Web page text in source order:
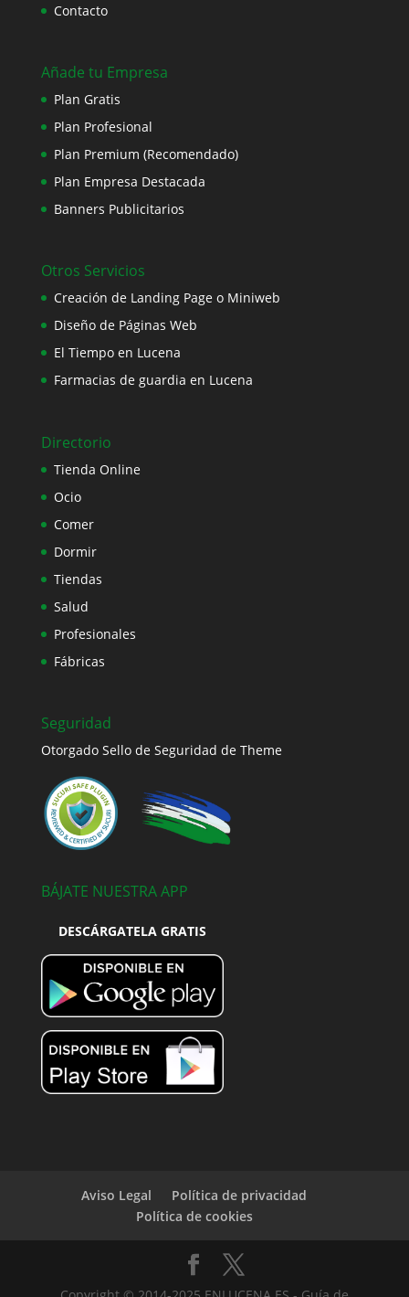
Contacto
Añade tu Empresa
Plan Gratis
Plan Profesional
Plan Premium (Recomendado)
Plan Empresa Destacada
Banners Publicitarios
Otros Servicios
Creación de Landing Page o Miniweb
Diseño de Páginas Web
El Tiempo en Lucena
Farmacias de guardia en Lucena
Directorio
Tienda Online
Ocio
Comer
Dormir
Tiendas
Salud
Profesionales
Fábricas
Seguridad
Otorgado Sello de Seguridad de Theme
BÁJATE NUESTRA APP
DESCÁRGATELA GRATIS
Aviso Legal
Política de privacidad
Política de cookies